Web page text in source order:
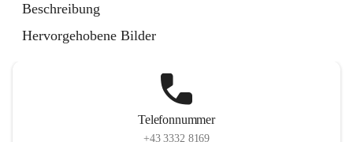
Beschreibung
Hervorgehobene Bilder
Telefonnummer
+43 3332 8169